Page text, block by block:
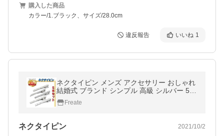
購入した商品
カラー/1.ブラック、サイズ/28.0cm
違反報告 いいね 1
ネクタイピン メンズ アクセサリー おしゃれ
結婚式 ブランド シンプル 高級 シルバー 5本
セットFreate
ネクタイピン 2021/10/2